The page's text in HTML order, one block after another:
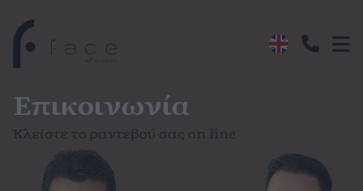
Επικοινωνία
Κλείστε το ραντεβού σας on line